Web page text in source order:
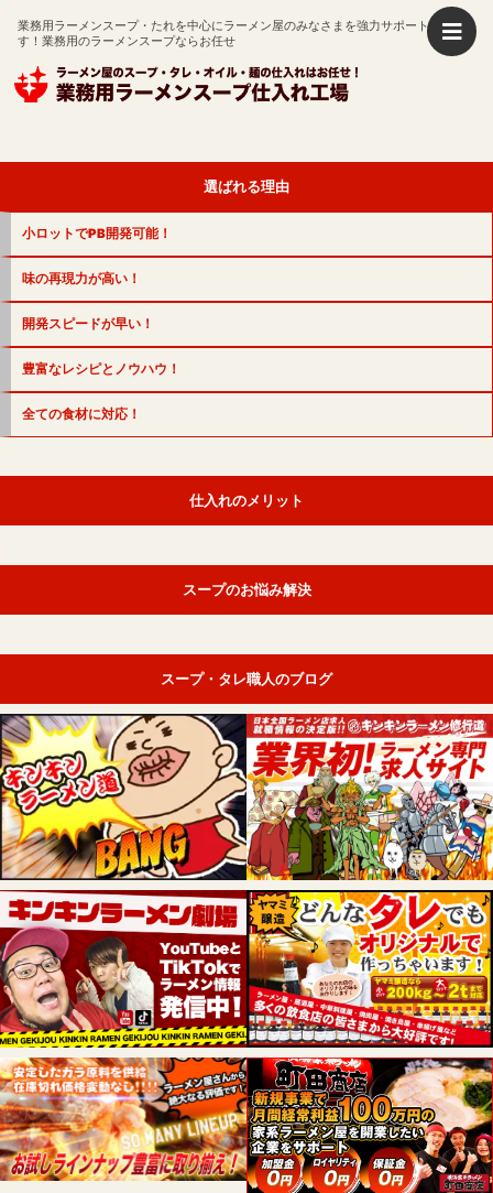
業務用ラーメンスープ・たれを中心にラーメン屋のみなさまを強力サポートいたしま
す！ 業務用のラーメンスープならお任せ
選ばれる理由
小ロットでPB開発可能！
味の再現力が高い！
開発スピードが早い！
豊富なレシピとノウハウ！
全ての食材に対応！
仕入れのメリット
スープのお悩み解決
スープ・タレ職人のブログ